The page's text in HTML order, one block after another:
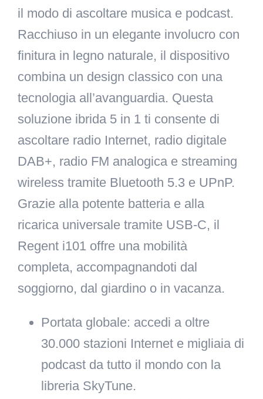
il modo di ascoltare musica e podcast.
Racchiuso in un elegante involucro con
finitura in legno naturale, il dispositivo
combina un design classico con una
tecnologia all’avanguardia. Questa
soluzione ibrida 5 in 1 ti consente di
ascoltare radio Internet, radio digitale
DAB+, radio FM analogica e streaming
wireless tramite Bluetooth 5.3 e UPnP.
Grazie alla potente batteria e alla
ricarica universale tramite USB-C, il
Regent i101 offre una mobilità
completa, accompagnandoti dal
soggiorno, dal giardino o in vacanza.
Portata globale: accedi a oltre
30.000 stazioni Internet e migliaia di
podcast da tutto il mondo con la
libreria SkyTune.